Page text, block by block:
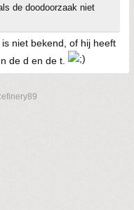
de doodoorzaak niet
niet bekend, of hij heeft
de d en de t.